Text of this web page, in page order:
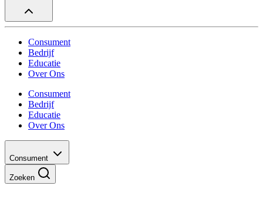
Consument
Bedrijf
Educatie
Over Ons
Consument
Bedrijf
Educatie
Over Ons
Consument
Zoeken